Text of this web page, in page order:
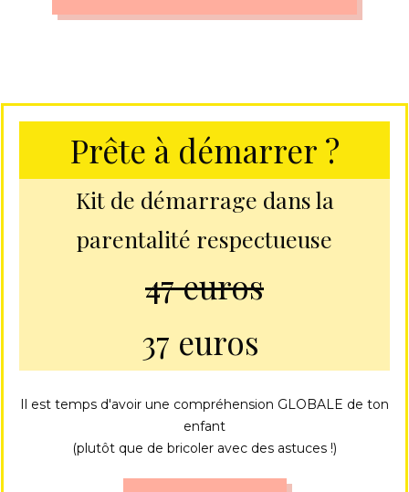
Prête à démarrer ?
Kit de démarrage dans la
parentalité respectueuse
47 euros
37 euros
Il est temps d'avoir une compréhension GLOBALE de ton
enfant
(plutôt que de bricoler avec des astuces !)